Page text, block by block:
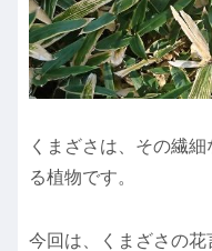
くまざさは、その繊
る植物です。
今回は、くまざさの